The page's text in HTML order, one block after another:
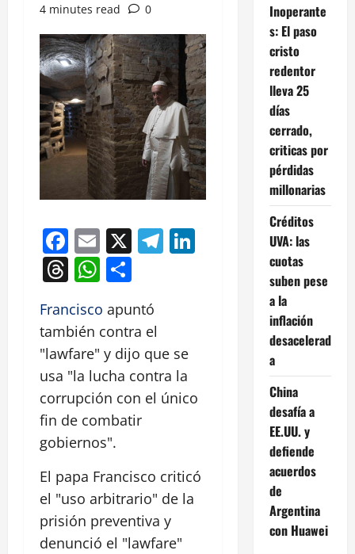
4 minutes read
0
Facebook
Email
X Telegram
LinkedIn
Threads
WhatsApp
Francisco apuntó
también contra el
"lawfare" y dijo que se
usa "la lucha contra la
corrupción con el único
fin de combatir
gobiernos".
El papa Francisco criticó
el "uso arbitrario" de la
prisión preventiva y
denunció el "lawfare"
Inoperante
s: El paso
cristo
redentor
lleva 25
días
cerrado,
criticas por
pérdidas
millonarias
Créditos
UVA: las
cuotas
suben pese
a la
inflación
desacelerad
a
China
desafía a
EE.UU. y
defiende
acuerdos
de
Argentina
con Huawei